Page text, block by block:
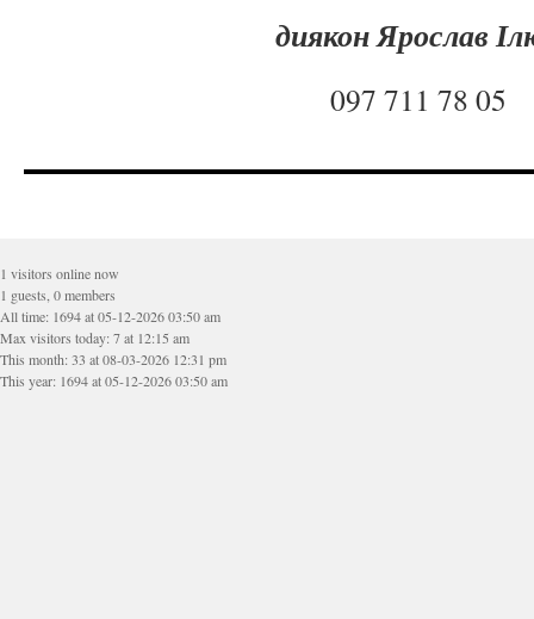
диякон Ярослав
097 711 78 05
1 visitors online now
1 guests, 0 members
All time: 1694 at 05-12-2026 03:50 am
Max visitors today: 7 at 12:15 am
This month: 33 at 08-03-2026 12:31 pm
This year: 1694 at 05-12-2026 03:50 am